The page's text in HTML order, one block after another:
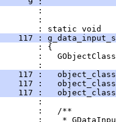
:
:
: static void
117 :
: {
:
:
117 :
117 :
117 :
:
:   /**
:    *